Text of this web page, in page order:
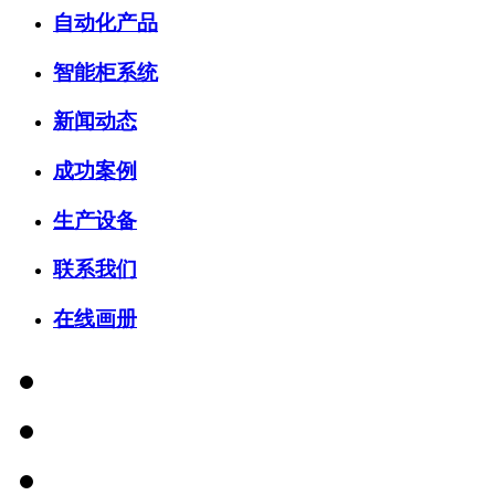
自动化产品
智能柜系统
新闻动态
成功案例
生产设备
联系我们
在线画册